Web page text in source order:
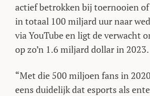
actief betrokken bij toernooien
in totaal 100 miljard uur naar
via YouTube en ligt de verwacht
op zo’n 1.6 miljard dollar in 2023.
“Met die 500 miljoen fans in
eens duidelijk dat esports als